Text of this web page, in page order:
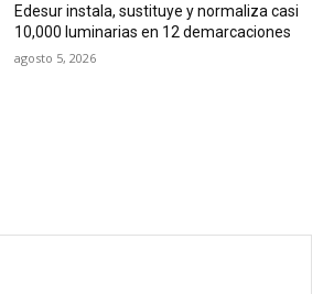
Edesur instala, sustituye y normaliza casi
10,000 luminarias en 12 demarcaciones
agosto 5, 2026